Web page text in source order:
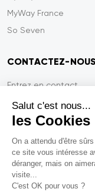
Salut c'est nous...
les Cookies
On a attendu d'être
ce site vous intéresse
déranger, mais on
visite...
C'est OK pour vous ?
MyWay France
So Seven
CONTACTEZ-NOUS
Entrez en contact
Paiement sécurisé
Efficacité du service
Garantie Tiger
FAQ